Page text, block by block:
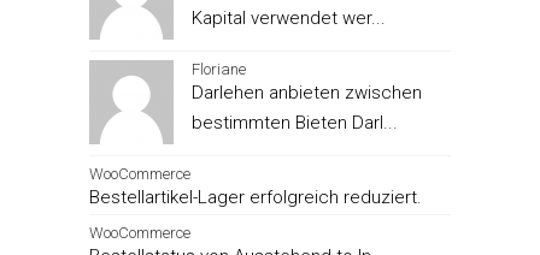
Kapital verwendet wer...
Floriane
Darlehen anbieten zwischen
bestimmten Bieten Darl...
WooCommerce
Bestellartikel-Lager erfolgreich reduziert.
WooCommerce